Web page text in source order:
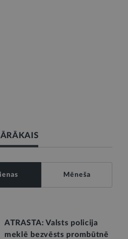
Mēneša
ATRASTA: Valsts policija
meklē bezvēsts prombūtnē